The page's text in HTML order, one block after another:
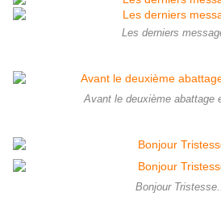
Les derniers
Avant le deuxième abattage
Bonjour